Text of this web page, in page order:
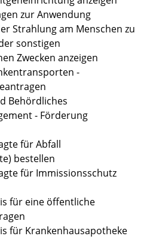
zur Anwendung
Strahlung am Menschen zu
sonstigen
Zwecken anzeigen
-
Behördliches
- Förderung
für Abfall
bestellen
für Immissionsschutz
für eine öffentliche
für Krankenhausapotheke